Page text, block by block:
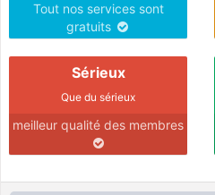
Tout nos services sont
gratuits
Sérieux
Que du sérieux
meilleur qualité des membres